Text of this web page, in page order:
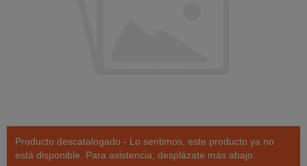
Producto descatalogado - Lo sentimos, este producto ya no
está disponible. Para asistencia, desplázate más abajo.